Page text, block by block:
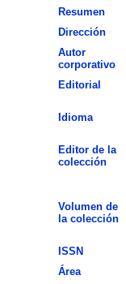
Resumen
Dirección
Autor
corporativo
Editorial
Idioma
Editor de la
colección
Volumen de
la colección
ISSN
Área